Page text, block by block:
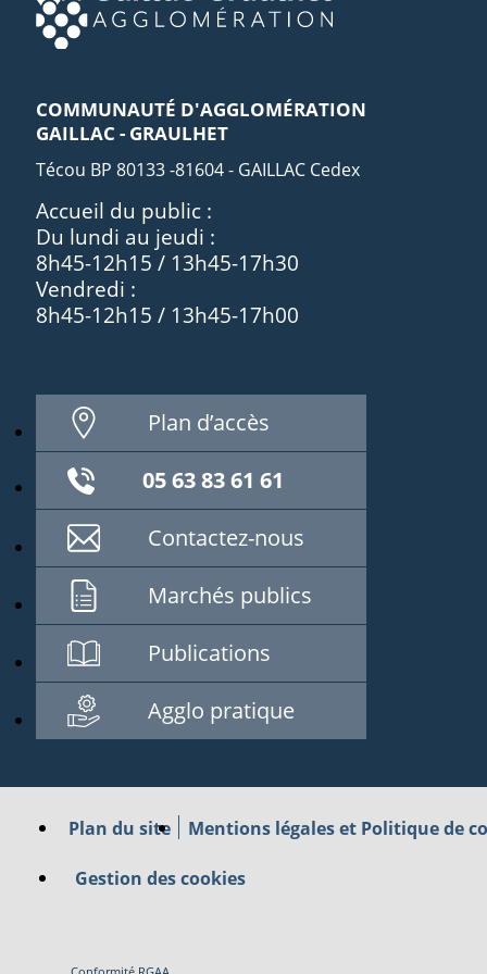
COMMUNAUTÉ D'AGGLOMÉRATION
GAILLAC - GRAULHET
Técou BP 80133 -81604 - GAILLAC Cedex
Accueil du public :
Du lundi au jeudi :
8h45-12h15 / 13h45-17h30
Vendredi :
8h45-12h15 / 13h45-17h00
Plan d’accès
05 63 83 61 61
Contactez-nous
Marchés publics
Publications
Agglo pratique
Plan du site Mentions légales et Politique de
Gestion des cookies